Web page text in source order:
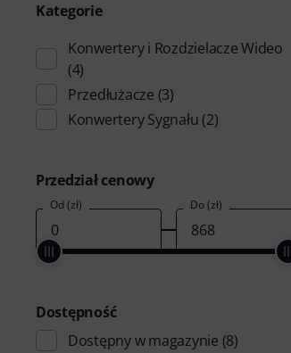
Kategorie
Konwertery i Rozdzielacze Wideo
(4)
Przedłużacze (3)
Konwertery Sygnału (2)
Przedział cenowy
Od (zł) Do (zł)
Dostępność
Dostępny w magazynie (8)